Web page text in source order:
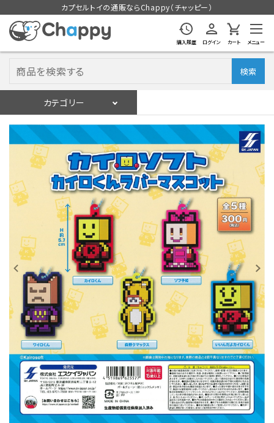
カプセルトイの通販ならChappy（チャッピー）
購入履歴 ログイン カート メニュー
検索
カテゴリー
ログイン 会員登録
入荷スケジュールをチェック
カプセルトイマシン本体
カプセルトイ
販促用空カプセル
レンタル
景品・玩具・文具
販促用カプセルトイ